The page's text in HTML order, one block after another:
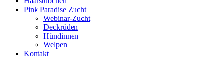
Pink Paradise Zucht
Webinar-Zucht
Deckrüden
Hündinnen
Welpen
Kontakt